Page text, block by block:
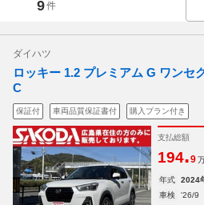
9件
ダイハツ
ロッキー 1.2 プレミアム G ワン
C
保証付 車両品質保証書付 購入プラン付き
支払総額
194.9
年式 2024
車検
'26/9